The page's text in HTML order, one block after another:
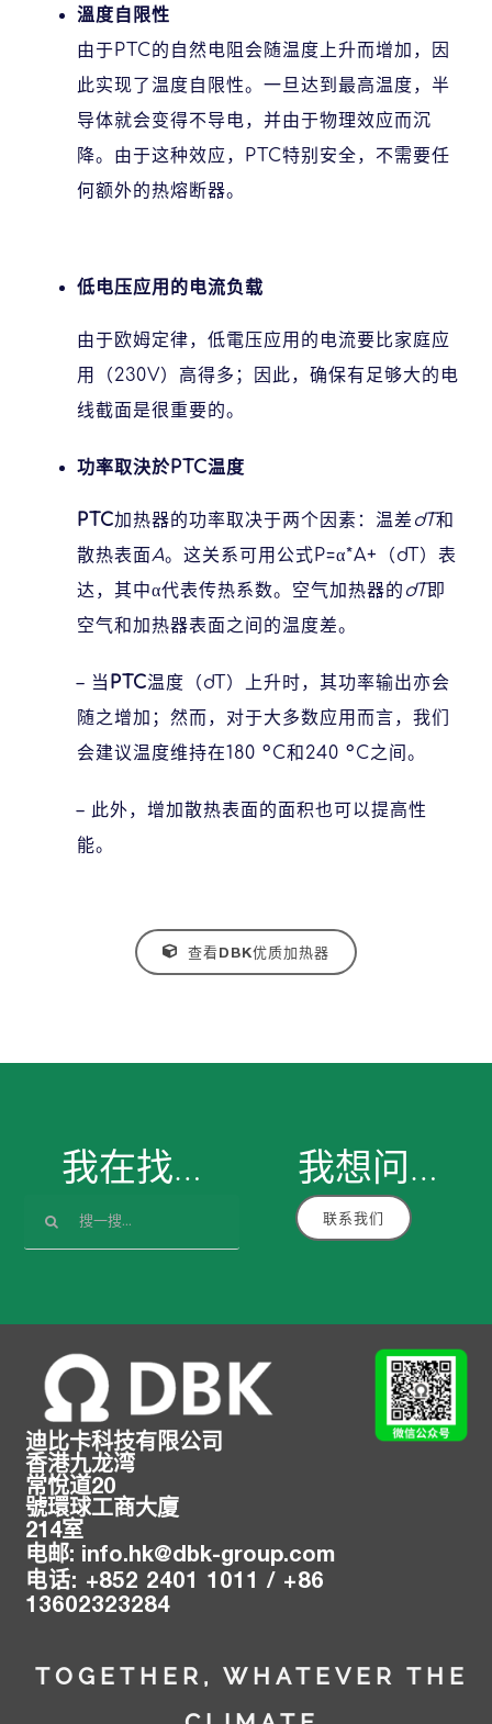
溫度自限性
由于PTC的自然电阻会随温度上升而增加，因
此实现了温度自限性。一旦达到最高温度，半
导体就会变得不导电，并由于物理效应而沉
降。由于这种效应，PTC特别安全，不需要任
何额外的热熔断器。
低电压应用的电流负载
由于欧姆定律，低電压应用的电流要比家庭应
用（230V）高得多；因此，确保有足够大的电
线截面是很重要的。
功率取決於PTC温度
PTC加热器的功率取决于两个因素：温差 dT和
散热表面A。这关系可用公式P=α*A+（dT）表
达，其中α代表传热系数。空气加热器的 dT即
空气和加热器表面之间的温度差。
– 当 PTC温度（dT）上升时，其功率输出亦会
随之增加；然而，对于大多数应用而言，我们
会建议温度维持在180 °C和240 °C之间。
– 此外，增加散热表面的面积也可以提高性
能。
查看DBK优质加热器
我在找…
索：
我想问…
联系我们
迪比卡科技有限公司
香港九龙湾
常悅道20
號環球工商大廈
214室
电邮: info.hk@dbk-group.com
电话: +852 2401 1011 / +86
13602323284
TOGETHER, WHATEVER THE